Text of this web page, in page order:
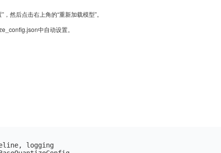
然后点击右上角的“重新加载模型”。
中自动设置。